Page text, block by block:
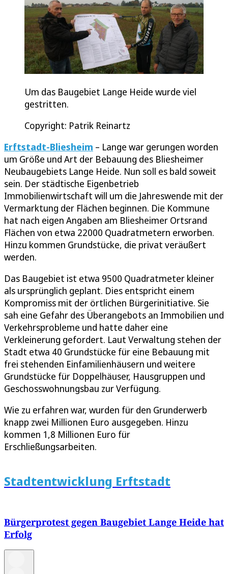
Um das Baugebiet Lange Heide wurde viel
gestritten.
Copyright: Patrik Reinartz
Erftstadt-Bliesheim – Lange war gerungen worden
um Größe und Art der Bebauung des Bliesheimer
Neubaugebiets Lange Heide. Nun soll es bald soweit
sein. Der städtische Eigenbetrieb
Immobilienwirtschaft will um die Jahreswende mit der
Vermarktung der Flächen beginnen. Die Kommune
hat nach eigen Angaben am Bliesheimer Ortsrand
Flächen von etwa 22000 Quadratmetern erworben.
Hinzu kommen Grundstücke, die privat veräußert
werden.
Das Baugebiet ist etwa 9500 Quadratmeter kleiner
als ursprünglich geplant. Dies entspricht einem
Kompromiss mit der örtlichen Bürgerinitiative. Sie
sah eine Gefahr des Überangebots an Immobilien und
Verkehrsprobleme und hatte daher eine
Verkleinerung gefordert. Laut Verwaltung stehen der
Stadt etwa 40 Grundstücke für eine Bebauung mit
frei stehenden Einfamilienhäusern und weitere
Grundstücke für Doppelhäuser, Hausgruppen und
Geschosswohnungsbau zur Verfügung.
Wie zu erfahren war, wurden für den Grunderwerb
knapp zwei Millionen Euro ausgegeben. Hinzu
kommen 1,8 Millionen Euro für
Erschließungsarbeiten.
Stadtentwicklung Erftstadt
Bürgerprotest gegen Baugebiet Lange Heide hat
Erfolg